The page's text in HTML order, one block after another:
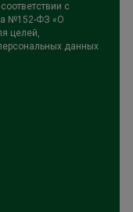
с
№152-ФЗ «О
целей,
данных